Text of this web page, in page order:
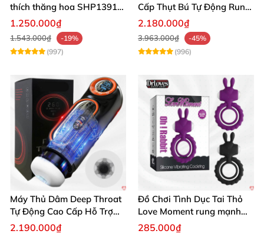
thích thăng hoa SHP1391
ShopHanhPhuc
1.250.000₫
1.543.000₫
-19%
(997)
Cấp Thụt Bú Tự Động Rung
Rên
2.180.000₫
3.963.000₫
-45%
(996)
Máy Thủ Dâm Deep Throat
Tự Động Cao Cấp Hỗ Trợ
Gắn Tường
2.190.000₫
Đồ Chơi Tình Dục Tai Thỏ
Love Moment rung mạnh
mẽ êm ái
285.000₫